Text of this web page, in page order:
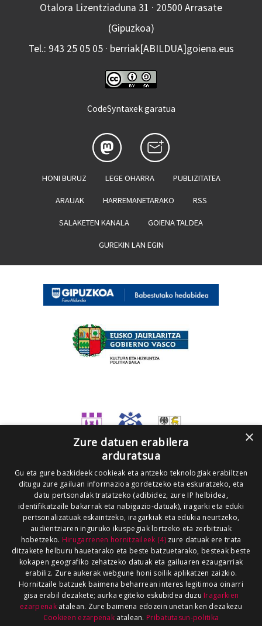
Otalora Lizentziaduna 31 · 20500 Arrasate
(Gipuzkoa)
Tel.: 943 25 05 05 · berriak[ABILDUA]goiena.eus
CodeSyntaxek garatua
HONI BURUZ LEGE OHARRA PUBLIZITATEA
ARAUAK HARREMANETARAKO RSS
SALAKETEN KANALA GOIENA TALDEA
GUREKIN LAN EGIN
×
Zure datuen erabilera
arduratsua
Gu eta gure bazkideek cookieak eta antzeko teknologiak erabiltzen
ditugu zure gailuan informazioa gordetzeko eta eskuratzeko, eta
datu pertsonalak tratatzeko (adibidez, zure IP helbidea,
identifikatzaile bakarrak eta nabigazio-datuak), iragarki eta eduki
pertsonalizatuak eskaintzeko, iragarkiak eta edukia neurtzeko,
audientziaren inguruko ikuspegiak lortzeko eta zerbitzuak
hobetzeko. Hirugarrenen hornitzaileek (4)zure datuak ere trata
ditzakete helburu hauetarako eta beste batzuetarako, besteak beste
kokapen geografiko zehatzeko datuak eta gailuaren ezaugarriak
erabiliz. Zure aukerak webgune honi soilik aplikatzen zaizkio.
Hornitzaile batzuek baimena beharrean interes legitimoa oinarri
gisa erabil dezakete; aurka egiteko eskubidea duzu Iragarkien
ezarpenakatalean. Zure baimena edozein unetan ken dezakezu
Cookieen ezarpenak atalean. Pribatutasun-politika